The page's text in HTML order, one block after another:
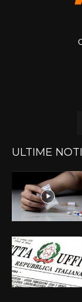
ULTIME